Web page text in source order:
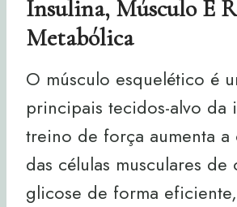
Insulina, Músculo E
Metabólica
O músculo esquelético é
principais tecidos-alvo da
treino de força aumenta a
das células musculares de
glicose de forma eficiente,